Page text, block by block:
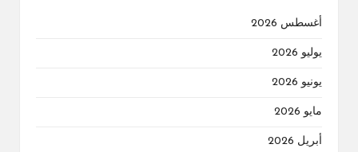
أغسطس 2026
يوليو 2026
يونيو 2026
مايو 2026
أبريل 2026